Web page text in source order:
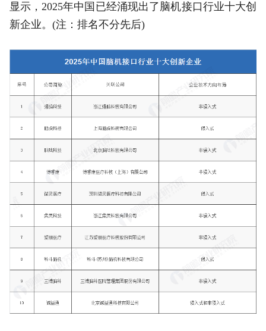
显示，2025年中国已经涌现出了脑机接口行业十大创
新企业。(注：排名不分先后)